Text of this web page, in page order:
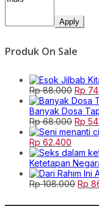
Apply
Produk On Sale
Rp88.000
price
was:
Rp
Rp
Banyak Dosa
Rp68.000
price
Rp
Rp
Original
price
was:
Rp 78.000.
Rp 62.400
price
is:
Rp
Ketetapan
Rp108.000
was:
Rp